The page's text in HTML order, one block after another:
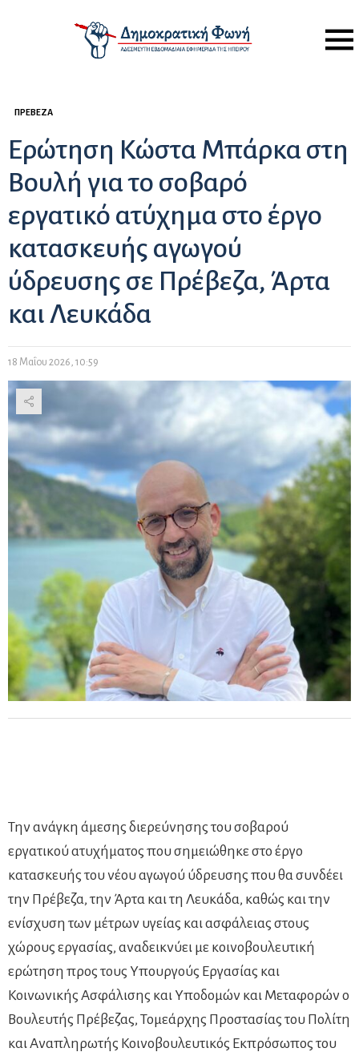
Menu
ΠΡΈΒΕΖΑ
Ερώτηση Κώστα Μπάρκα στη
Βουλή για το σοβαρό
εργατικό ατύχημα στο έργο
κατασκευής αγωγού
ύδρευσης σε Πρέβεζα, Άρτα
και Λευκάδα
18 Μαΐου 2026, 10:59
Την ανάγκη άμεσης διερεύνησης του σοβαρού
εργατικού ατυχήματος που σημειώθηκε στο έργο
κατασκευής του νέου αγωγού ύδρευσης που θα συνδέει
την Πρέβεζα, την Άρτα και τη Λευκάδα, καθώς και την
ενίσχυση των μέτρων υγείας και ασφάλειας στους
χώρους εργασίας, αναδεικνύει με κοινοβουλευτική
ερώτηση προς τους Υπουργούς Εργασίας και
Κοινωνικής Ασφάλισης και Υποδομών και Μεταφορών ο
Βουλευτής Πρέβεζας, Τομεάρχης Προστασίας του Πολίτη
και Αναπληρωτής Κοινοβουλευτικός Εκπρόσωπος του